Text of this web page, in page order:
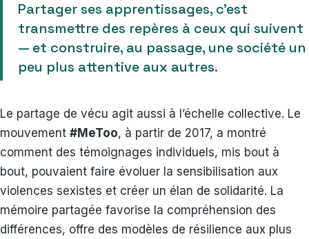
Partager ses apprentissages, c’est
transmettre des repères à ceux qui suivent
— et construire, au passage, une société un
peu plus attentive aux autres.
Le partage de vécu agit aussi à l’échelle collective. Le
mouvement #MeToo, à partir de 2017, a montré
comment des témoignages individuels, mis bout à
bout, pouvaient faire évoluer la sensibilisation aux
violences sexistes et créer un élan de solidarité. La
mémoire partagée favorise la compréhension des
différences, offre des modèles de résilience aux plus